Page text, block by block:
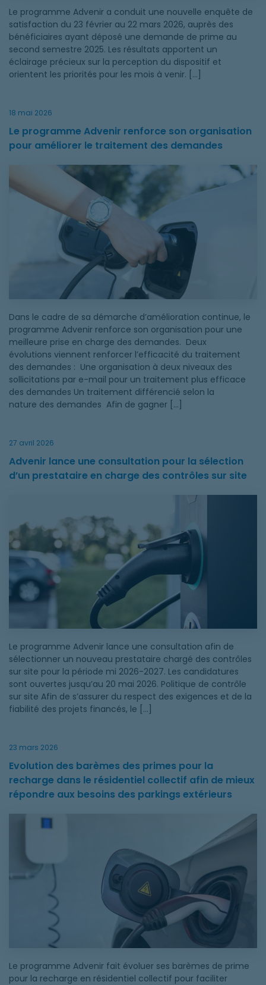
Le programme Advenir a conduit une nouvelle enquête de
satisfaction du 23 février au 22 mars 2026, auprès des
bénéficiaires ayant déposé une demande de prime au
second semestre 2025. Les résultats apportent un
éclairage précieux sur la perception du dispositif et
orientent les priorités pour les mois à venir. […]
18 mai 2026
Le programme Advenir renforce son organisation
pour améliorer le traitement des demandes
Le programme Advenir renforce son organisation pour
Dans le cadre de sa démarche d’amélioration continue, le
programme Advenir renforce son organisation pour une
meilleure prise en charge des demandes. Deux
évolutions viennent renforcer l’efficacité du traitement
des demandes : Une organisation à deux niveaux des
sollicitations par e-mail pour un traitement plus efficace
des demandes Un traitement différencié selon la
nature des demandes Afin de gagner […]
27 avril 2026
Advenir lance une consultation pour la sélection
d’un prestataire en charge des contrôles sur site
Advenir lance une consultation pour la sélection d’un
Le programme Advenir lance une consultation afin de
sélectionner un nouveau prestataire chargé des contrôles
sur site pour la période mi 2026-2027. Les candidatures
sont ouvertes jusqu’au 20 mai 2026. Politique de contrôle
sur site Afin de s’assurer du respect des exigences et de la
fiabilité des projets financés, le […]
23 mars 2026
Evolution des barèmes des primes pour la
recharge dans le résidentiel collectif afin de mieux
répondre aux besoins des parkings extérieurs
Evolution des barèmes des primes pour la recharge dans
Le programme Advenir fait évoluer ses barèmes de prime
pour la recharge en résidentiel collectif pour faciliter